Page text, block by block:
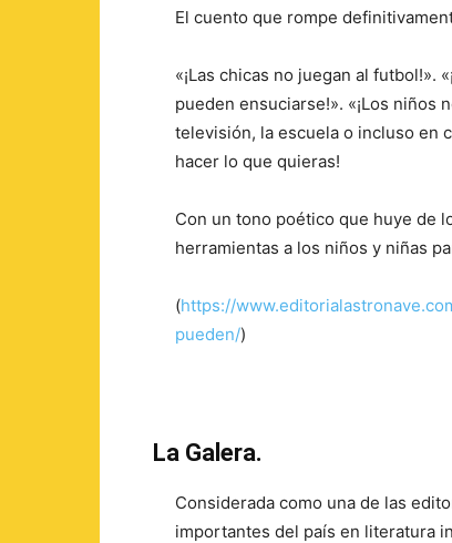
El cuento que rompe
«¡Las chicas no juegan al futbol!».
pueden ensuciarse!». «¡Los niños
televisión, la escuela o incluso en
hacer lo que quieras!
Con un tono poético que huye de
herramientas a los niños y niñas
(https://
pueden/)
La Galera.
Considerada como una de las
importantes del país en literatura